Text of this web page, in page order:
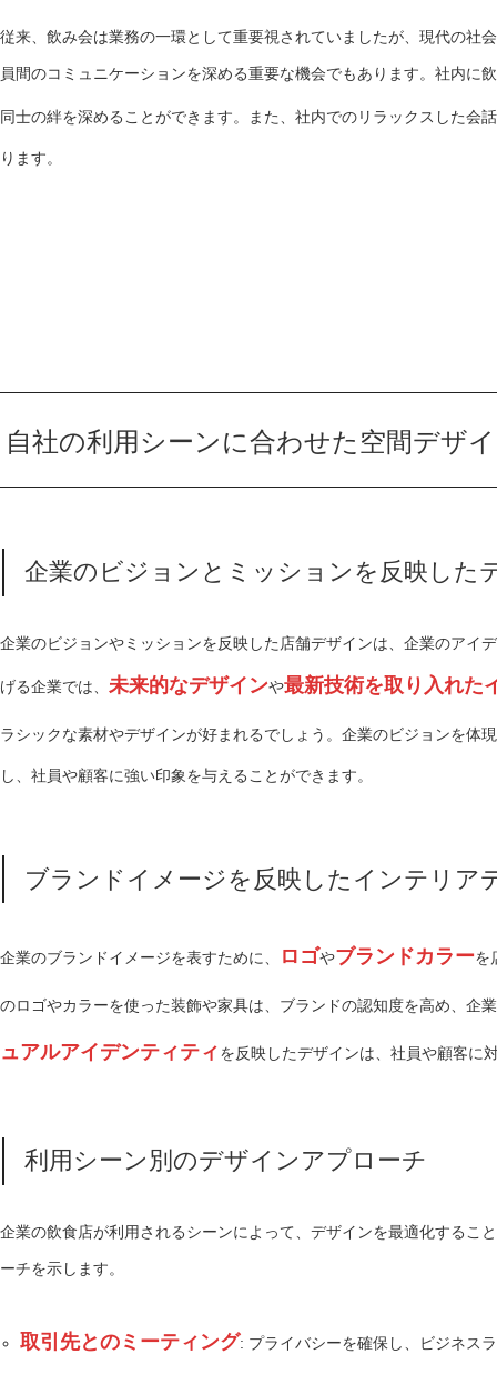
従来、飲み会は業務の一環として重要視されていましたが、現代の社
員間のコミュニケーションを深める重要な機会でもあります。社内に
同士の絆を深めることができます。また、社内でのリラックスした会
ります。
自社の利用シーンに合わせた空間デザ
企業のビジョンとミッションを反映した
企業のビジョンやミッションを反映した店舗デザインは、企業のアイ
げる企業では、 未来的なデザインや最新技術を取り入れた
ラシックな素材やデザインが好まれるでしょう。企業のビジョンを体
し、社員や顧客に強い印象を与えることができます。
ブランドイメージを反映したインテリア
企業のブランドイメージを表すために、 ロゴやブランドカラーを
のロゴやカラーを使った装飾や家具は、ブランドの認知度を高め、企
ュアルアイデンティティを反映したデザインは、社員や顧客に
利用シーン別のデザインアプローチ
企業の飲食店が利用されるシーンによって、デザインを最適化するこ
ーチを示します。
取引先とのミーティング: プライバシーを確保し、ビジネス